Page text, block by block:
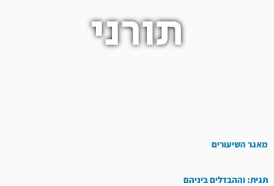
תורני
מאגר השיעורים
תגית: וההבדלים ביניהם